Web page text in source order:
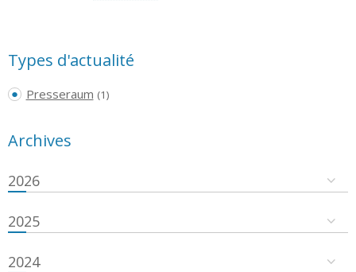
Types d'actualité
Presseraum (1)
Archives
2026
2025
2024